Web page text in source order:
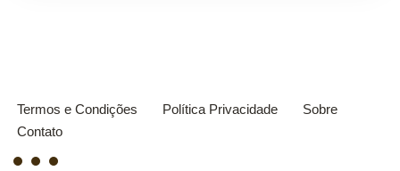
Termos e Condições Política Privacidade
Sobre
Contato